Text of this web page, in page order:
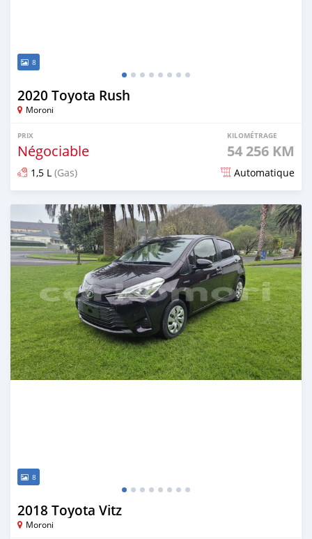
8
2020 Toyota Rush
Moroni
PRIX
Négociable
KILOMÉTRAGE
54 256 KM
1,5 L (Gas) Automatique
Publié il y a 8 mois
8
2018 Toyota Vitz
Moroni